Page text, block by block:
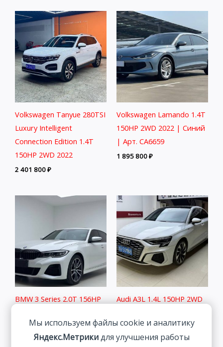
Volkswagen Tanyue 280TSI
Luxury Intelligent
Connection Edition 1.4T
150HP 2WD 2022
2 401 800₽
Volkswagen Lamando 1.4T
150HP 2WD 2022 | Синий
| Арт. CA6659
1 895 800₽
BMW 3 Series 2.0T 156HP
2 838 800₽
Audi A3L 1.4L 150HP 2WD
2 511 800₽
Мы используем файлы cookie и аналитику
Яндекс.Метрикидля улучшения работы